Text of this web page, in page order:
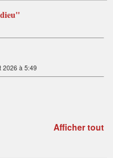
2026 à 5:49
Afficher tout